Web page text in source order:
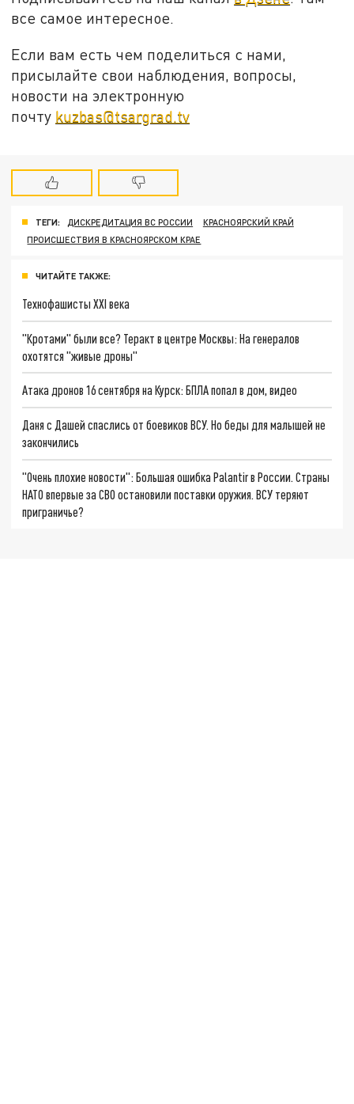
все самое интересное.
Если вам есть чем поделиться с нами,
присылайте свои наблюдения, вопросы,
новости на электронную
почту kuzbas@tsargrad.tv
ТЕГИ: ДИСКРЕДИТАЦИЯ ВС РОССИИ
КРАСНОЯРСКИЙ КРАЙ
ПРОИСШЕСТВИЯ В КРАСНОЯРСКОМ КРАЕ
ЧИТАЙТЕ ТАКЖЕ:
Технофашисты XXI века
"Кротами" были все? Теракт в центре Москвы: На генералов
охотятся "живые дроны"
Атака дронов 16 сентября на Курск: БПЛА попал в дом, видео
Даня с Дашей спаслись от боевиков ВСУ. Но беды для малышей не
закончились
"Очень плохие новости": Большая ошибка Palantir в России. Страны
НАТО впервые за СВО остановили поставки оружия. ВСУ теряют
приграничье?